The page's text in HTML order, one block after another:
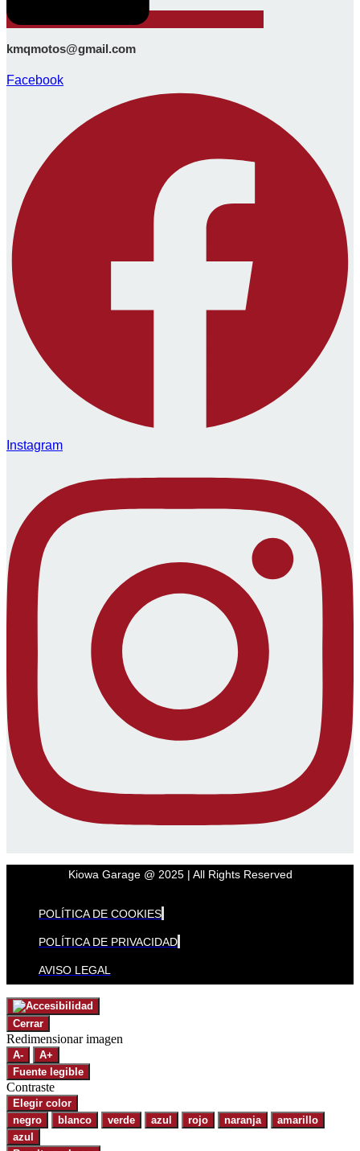
kmqmotos@gmail.com
Facebook
Instagram
Kiowa Garage @ 2025 | All Rights Reserved
POLÍTICA DE COOKIES
POLÍTICA DE PRIVACIDAD
AVISO LEGAL
Cerrar
Redimensionar imagen
A-
A+
Fuente legible
Contraste
Elegir color
negro
blanco verde azul rojo naranja
amarillo
azul